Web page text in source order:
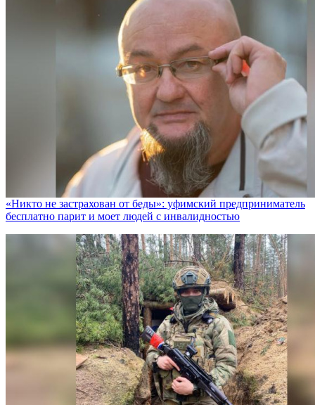
«Никто не заcтрахован от беды»: уфимский предприниматель
бесплатно парит и моет людей с инвалидностью